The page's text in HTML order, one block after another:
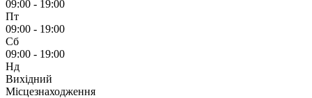
09:00 - 19:00
Пт
09:00 - 19:00
Сб
09:00 - 19:00
Нд
Вихідний
Місцезнаходження